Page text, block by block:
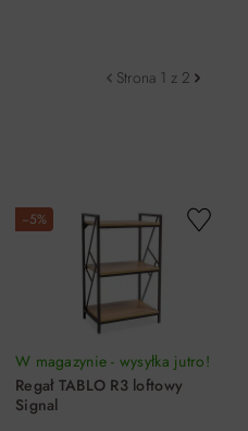
Strona 1 z 2
−5%
W magazynie - wysyłka jutro!
Regał TABLO R3 loftowy
Signal